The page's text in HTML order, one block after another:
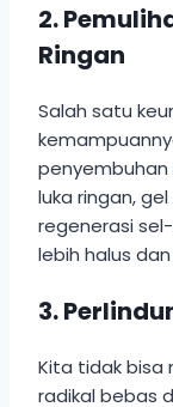
2.
Ringan
Salah satu
penyembuhan
luka ringan,
regenerasi
lebih halus
3.
Kita tidak bisa
radikal bebas